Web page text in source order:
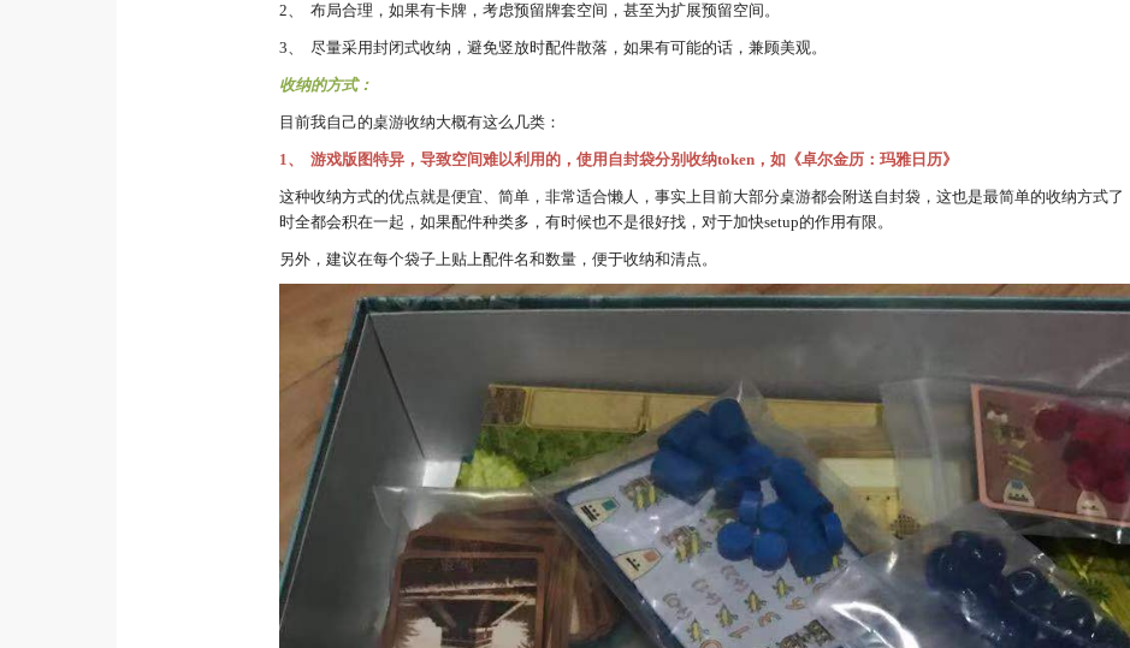
2、 布局合理，如果有卡牌，考虑预留牌套空间，甚至为扩展预留空间。
3、 尽量采用封闭式收纳，避免竖放时配件散落，如果有可能的话，兼顾美观。
收纳的方式：
目前我自己的桌游收纳大概有这么几类：
1、 游戏版图特异，导致空间难以利用的，使用自封袋分别收纳token，如《卓尔金历：玛雅日历》
这种收纳方式的优点就是便宜、简单，非常适合懒人，事实上目前大部分桌游都会附送自封袋，这也是最简单的收纳方式
时全都会积在一起，如果配件种类多，有时候也不是很好找，对于加快setup的作用有限。
另外，建议在每个袋子上贴上配件名和数量，便于收纳和清点。